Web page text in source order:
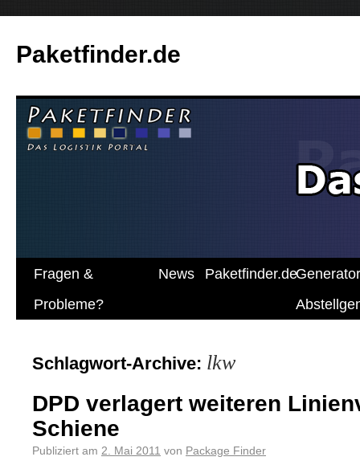
Paketfinder.de
Fragen &
Probleme?
News Paketfinder.deGenerator
Schlagwort-Archive: lkw
DPD verlagert weiteren
Schiene
Publiziert am 2. Mai 2011 von Package Finder